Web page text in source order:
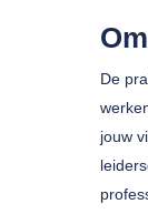
De
jouw